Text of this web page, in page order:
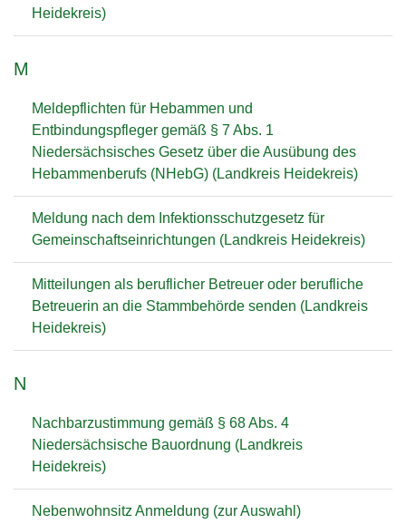
Heidekreis)
M
Meldepflichten für Hebammen und
Entbindungspfleger gemäß § 7 Abs. 1
Niedersächsisches Gesetz über die Ausübung des
Hebammenberufs (NHebG) (Landkreis Heidekreis)
Meldung nach dem Infektionsschutzgesetz für
Gemeinschaftseinrichtungen (Landkreis Heidekreis)
Mitteilungen als beruflicher Betreuer oder berufliche
Betreuerin an die Stammbehörde senden (Landkreis
Heidekreis)
N
Nachbarzustimmung gemäß § 68 Abs. 4
Niedersächsische Bauordnung (Landkreis
Heidekreis)
Nebenwohnsitz Anmeldung (zur Auswahl)